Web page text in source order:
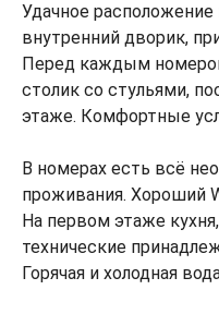
Удачное
внутренний дворик,
Перед каждым
столик со стульями,
этаже. Комфортные
В номерах есть всё
проживания. Хороший
На первом этаже
технические
Горячая и холодная